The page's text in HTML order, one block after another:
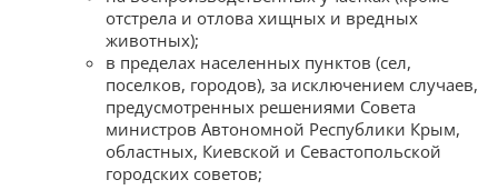
отстрела и отлова хищных и вредных
животных);
в пределах населенных пунктов (сел,
поселков, городов), за исключением случаев,
предусмотренных решениями Совета
министров Автономной Республики Крым,
областных, Киевской и Севастопольской
городских советов;